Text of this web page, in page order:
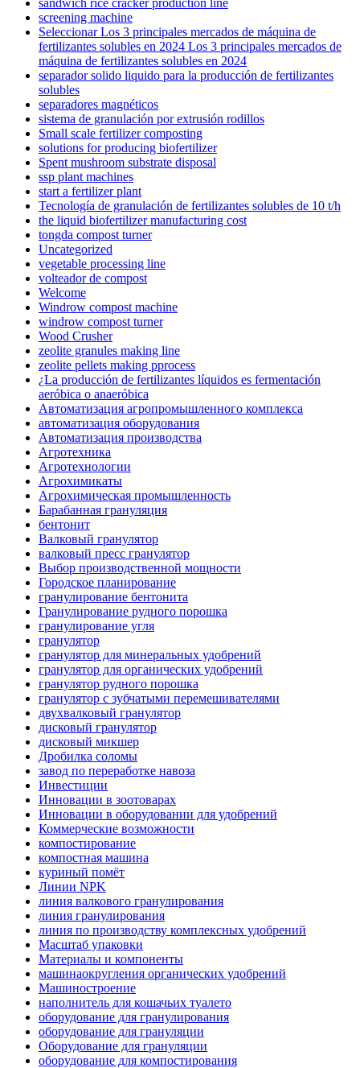
sandwich rice cracker production line
screening machine
Seleccionar Los 3 principales mercados de máquina de
fertilizantes solubles en 2024 Los 3 principales mercados de
máquina de fertilizantes solubles en 2024
separador solido liquido para la producción de fertilizantes
solubles
separadores magnéticos
sistema de granulación por extrusión rodillos
Small scale fertilizer composting
solutions for producing biofertilizer
Spent mushroom substrate disposal
ssp plant machines
start a fertilizer plant
Tecnología de granulación de fertilizantes solubles de 10 t/h
the liquid biofertilizer manufacturing cost
tongda compost turner
Uncategorized
vegetable processing line
volteador de compost
Welcome
Windrow compost machine
windrow compost turner
Wood Crusher
zeolite granules making line
zeolite pellets making pprocess
¿La producción de fertilizantes líquidos es fermentación
aeróbica o anaeróbica
Автоматизация агропромышленного комплекса
автоматизация оборудования
Автоматизация производства
Агротехника
Агротехнологии
Агрохимикаты
Агрохимическая промышленность
Барабанная грануляция
бентонит
Валковый гранулятор
валковый пресс гранулятор
Выбор производственной мощности
Городское планирование
гранулирование бентонита
Гранулирование рудного порошка
гранулирование угля
гранулятор
гранулятор для минеральных удобрений
гранулятор для органических удобрений
гранулятор рудного порошка
гранулятор с зубчатыми перемешивателями
двухвалковый гранулятор
дисковый гранулятор
дисковый микшер
Дробилка соломы
завод по переработке навоза
Инвестиции
Инновации в зоотоварах
Инновации в оборудовании для удобрений
Коммерческие возможности
компостирование
компостная машина
куриный помёт
Линии NPK
линия валкового гранулирования
линия гранулирования
линия по производству комплексных удобрений
Масштаб упаковки
Материалы и компоненты
машинаокругления органических удобрений
Машиностроение
наполнитель для кошачьих туалето
оборудование для гранулирования
оборудование для грануляции
Оборудование для грануляции
оборудование для компостирования